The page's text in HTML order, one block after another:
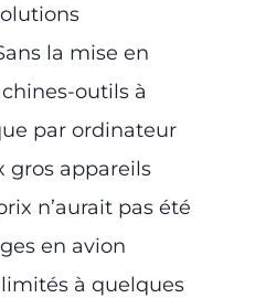
la mise en
outils à
par ordinateur
gros appareils
n’aurait pas été
en avion
à quelques